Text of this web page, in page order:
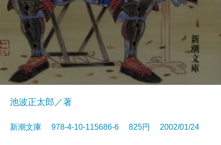
池波正太郎／著
新潮文庫 978-4-10-115686-6 825円 2002/01/24